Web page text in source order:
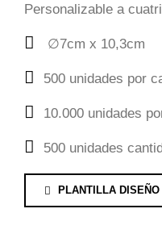
Personalizable a
∅7cm x 10,3cm
500 unidades por
10.000 unidades
500 unidades
PLANTILLA DISEÑO